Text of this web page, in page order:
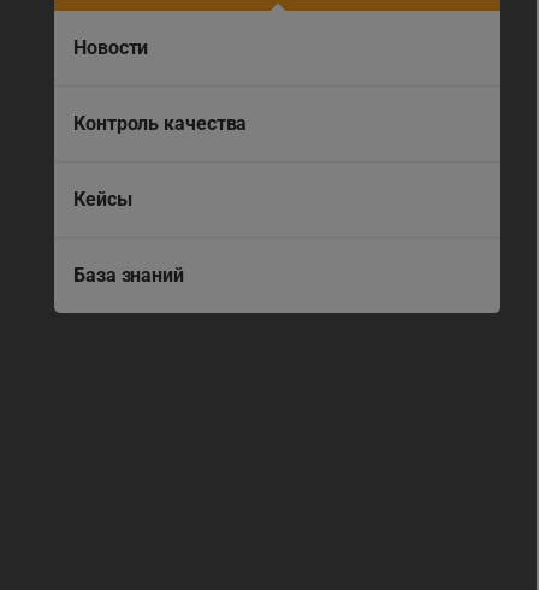
Новости
Контроль качества
Кейсы
База знаний